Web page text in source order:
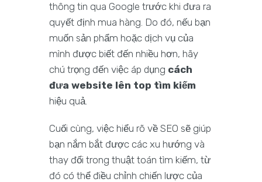
thông tin qua Google trước khi đưa ra
quyết định mua hàng. Do đó, nếu bạn
muốn sản phẩm hoặc dịch vụ của
mình được biết đến nhiều hơn, hãy
chú trọng đến việc áp dụng cách
đưa website lên top tìm kiếm
hiệu quả.
Cuối cùng, việc hiểu rõ về SEO sẽ giúp
bạn nắm bắt được các xu hướng và
thay đổi trong thuật toán tìm kiếm, từ
đó có thể điều chỉnh chiến lược của